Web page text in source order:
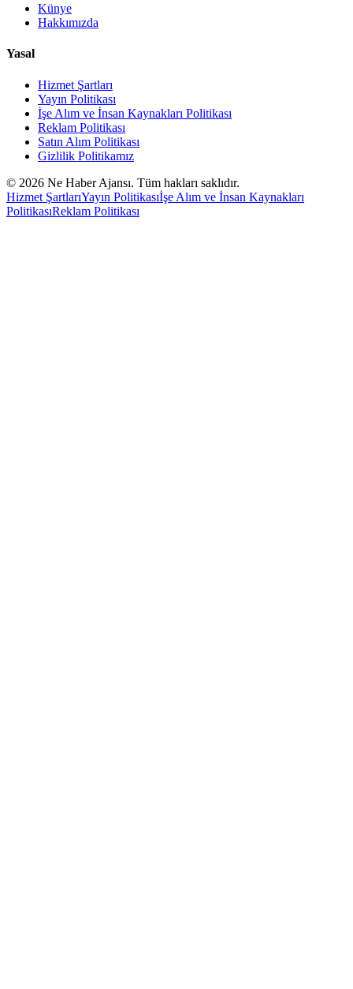
Künye
Hakkımızda
Yasal
Hizmet Şartları
Yayın Politikası
İşe Alım ve İnsan Kaynakları Politikası
Reklam Politikası
Satın Alım Politikası
Gizlilik Politikamız
© 2026 Ne Haber Ajansı. Tüm hakları saklıdır.
Hizmet ŞartlarıYayın Politikasıİşe Alım ve İnsan Kaynakları
PolitikasıReklam Politikası